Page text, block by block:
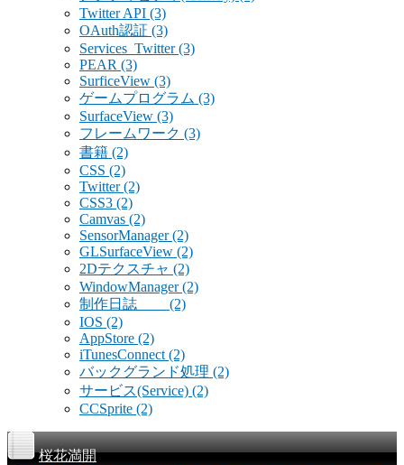
Twitter API (3)
OAuth認証 (3)
Services_Twitter(3)
PEAR (3)
SurficeView (3)
ゲームプログラム (3)
SurfaceView (3)
フレームワーク (3)
書籍 (2)
CSS (2)
Twitter(2)
CSS3 (2)
Camvas (2)
SensorManager(2)
GLSurfaceView (2)
2Dテクスチャ (2)
WindowManager(2)
制作日誌 (2)
IOS (2)
AppStore (2)
iTunesConnect (2)
バックグランド処理 (2)
サービス(Service) (2)
CCSprite (2)
桜花満開